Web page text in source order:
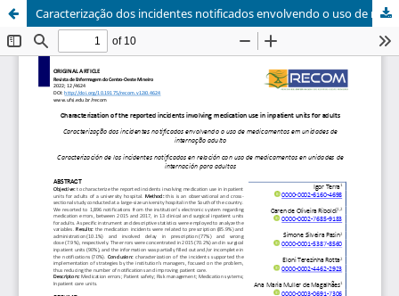
Caracterização dos incidentes notificados envolvendo o uso de medicamentos em unidades de internação adulto